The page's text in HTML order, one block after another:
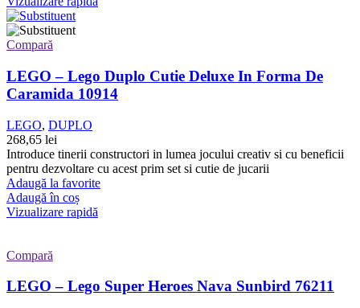
Compară
LEGO – Lego Duplo Cutie Deluxe In Forma De
Caramida 10914
LEGO, DUPLO
268,65 lei
Introduce tinerii constructori in lumea jocului creativ si cu beneficii
pentru dezvoltare cu acest prim set si cutie de jucarii
Adaugă la favorite
Adaugă în coș
Vizualizare rapidă
Compară
LEGO – Lego Super Heroes Nava Sunbird 76211